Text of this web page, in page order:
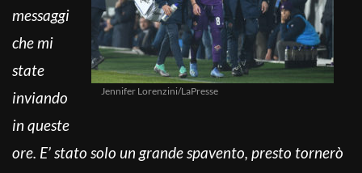
Jennifer Lorenzini/LaPresse
messaggi
che mi
state
inviando
in queste
ore. E’ stato solo un grande spavento, presto tornerò